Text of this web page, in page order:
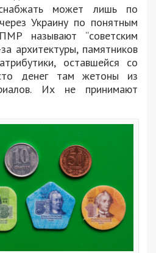
может лишь по
Украину по понятным
называют “советским
архитектуры, памятников
оставшейся со
денег там жетоны из
Их не принимают